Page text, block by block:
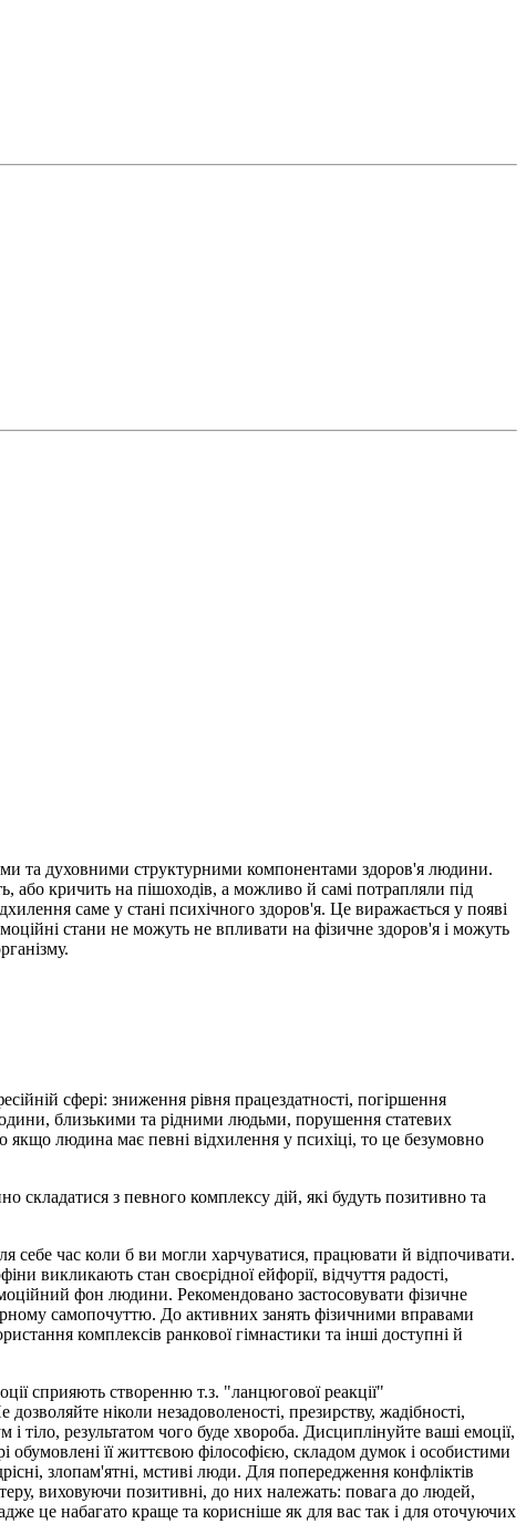
та духовними структурними компонентами здоров'я людини.
або кричить на пішоходів, а можливо й самі потрапляли під
саме у стані психічного здоров'я. Це виражається у появі
стани не можуть не впливати на фізичне здоров'я і можуть
сфері: зниження рівня працездатності, погіршення
близькими та рідними людьми, порушення статевих
людина має певні відхилення у психіці, то це безумовно
з певного комплексу дій, які будуть позитивно та
себе час коли б ви могли харчуватися, працювати й відпочивати.
викликають стан своєрідної ейфорії, відчуття радості,
фон людини. Рекомендовано застосовувати фізичне
самопочуттю. До активних занять фізичними вправами
комплексів ранкової гімнастики та інші доступні й
сприяють створенню т.з. "ланцюгової реакції"
ніколи незадоволеності, презирству, жадібності,
результатом чого буде хвороба. Дисциплінуйте ваші емоції,
її життєвою філософією, складом думок і особистими
злопам'ятні, мстиві люди. Для попередження конфліктів
виховуючи позитивні, до них належать: повага до людей,
це набагато краще та корисніше як для вас так і для оточуючих